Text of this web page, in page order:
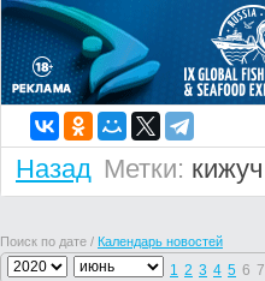
Назад Метки: кижуч
Поиск по дате / Календарь новостей
1 2 3 4 5 6 7